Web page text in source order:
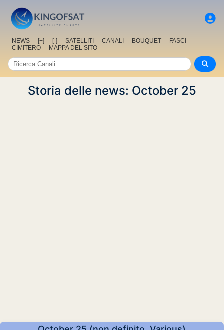
NEWS [+] [-] SATELLITI CANALI BOUQUET
FASCI
CIMITERO
MAPPA DEL SITO
Storia delle news: October 25